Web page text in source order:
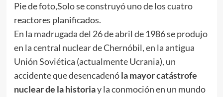
Pie de foto,Solo se construyó uno de los cuatro
reactores planificados.
En la madrugada del 26 de abril de 1986 se produjo
en la central nuclear de Chernóbil, en la antigua
Unión Soviética (actualmente Ucrania), un
accidente que desencadenóla mayor catástrofe
nuclear de la historiay la conmoción en un mundo